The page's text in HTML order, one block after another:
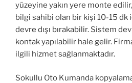
yüzeyine yakın yere monte
bilgi sahibi olan bir kişi 10-15
devre dışı bırakabilir. Sistem
kontak yapılabilir hale gelir.
ilgili hizmet sağlanmaktadır.
Sokullu Oto Kumanda